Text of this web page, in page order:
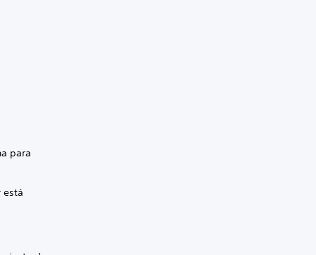
para
está